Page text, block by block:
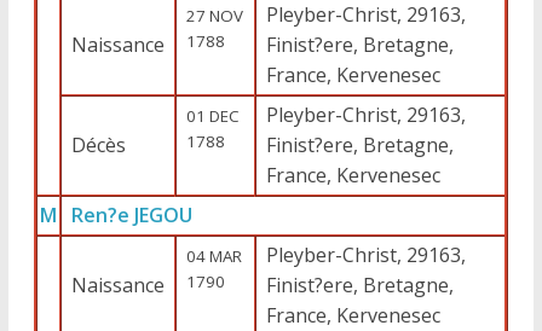
Naissance
27 NOV
1788
Pleyber-Christ, 29163,
Finist?ere, Bretagne,
France, Kervenesec
Décès
01 DEC
1788
Pleyber-Christ, 29163,
Finist?ere, Bretagne,
France, Kervenesec
M
Ren?e JEGOU
Naissance
04 MAR
1790
Pleyber-Christ, 29163,
Finist?ere, Bretagne,
France, Kervenesec